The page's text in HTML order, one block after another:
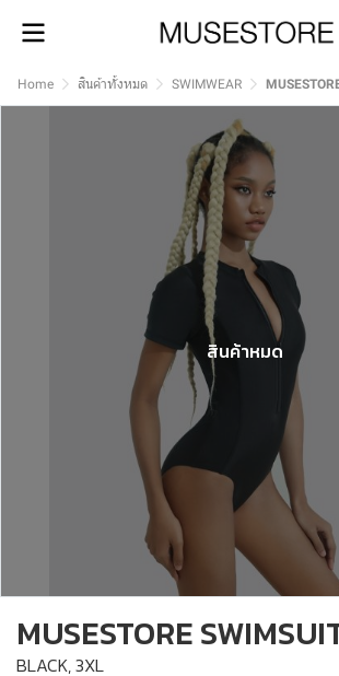
Home สินค้าทั้งหมด SWIMWEAR
สินค้าหมด
MUSESTORE
BLACK, 3XL